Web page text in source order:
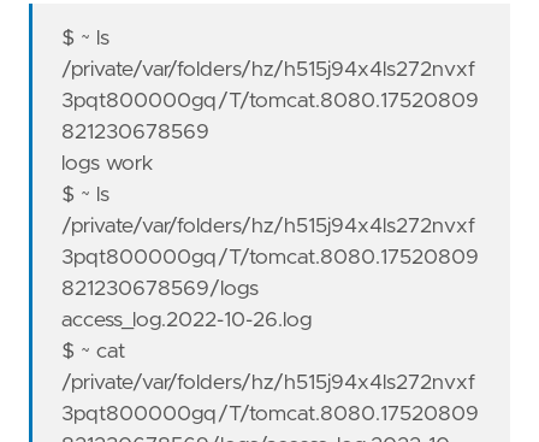
$ ~ ls
/private/var/folders/hz/h515j94x4ls272nvxf
3pqt800000gq/T/tomcat.8080.17520809
821230678569
logs work
$ ~ ls
/private/var/folders/hz/h515j94x4ls272nvxf
3pqt800000gq/T/tomcat.8080.17520809
821230678569/logs
access_log.2022-10-26.log
$ ~ cat
/private/var/folders/hz/h515j94x4ls272nvxf
3pqt800000gq/T/tomcat.8080.17520809